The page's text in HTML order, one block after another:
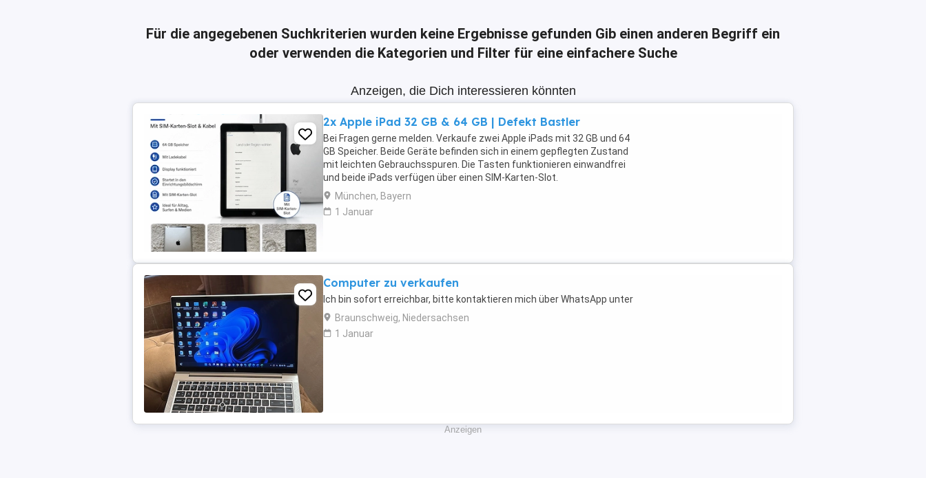
Für die angegebenen Suchkriterien wurden keine Ergebnisse gefunden Gib einen anderen Begriff ein
oder verwenden die Kategorien und Filter für eine einfachere Suche
Anzeigen, die Dich interessieren könnten
2x Apple iPad 32 GB & 64 GB | Defekt Bastler
Bei Fragen gerne melden. Verkaufe zwei Apple iPads mit 32 GB und 64
GB Speicher. Beide Geräte befinden sich in einem gepflegten Zustand
mit leichten Gebrauchsspuren. Die Tasten funktionieren einwandfrei
und beide iPads verfügen über einen SIM-Karten-Slot.
München, Bayern
1 Januar
Computer zu verkaufen
Ich bin sofort erreichbar, bitte kontaktieren mich über WhatsApp unter
Braunschweig, Niedersachsen
1 Januar
Anzeigen